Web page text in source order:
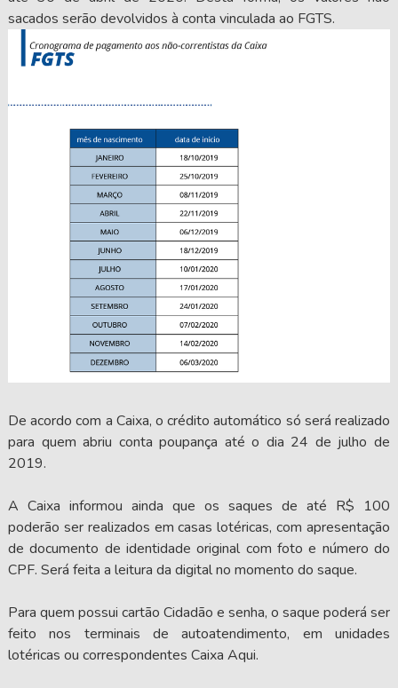
sacados serão devolvidos à conta vinculada ao FGTS.
De acordo com a Caixa, o crédito automático só será realizado
para quem abriu conta poupança até o dia 24 de julho de
2019.
A Caixa informou ainda que os saques de até R$ 100
poderão ser realizados em casas lotéricas, com apresentação
de documento de identidade original com foto e número do
CPF. Será feita a leitura da digital no momento do saque.
Para quem possui cartão Cidadão e senha, o saque poderá ser
feito nos terminais de autoatendimento, em unidades
lotéricas ou correspondentes Caixa Aqui.